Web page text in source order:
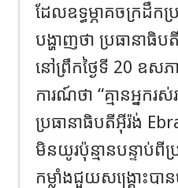
ដែលឧទ្ធម្ភាគចក្រដឹក
បង្ហាញថា ប្រធានាធិប
នៅព្រឹកថ្ងៃទី 20 ឧសភ
ការណ៍ថា “គ្មានអ្នករ
ប្រធានាធិបតីអុីរ៉ង់
មិនយូរប៉ុន្មានបន្ទាប់ពី
កម្លាំងជួយសង្គ្រោះបា